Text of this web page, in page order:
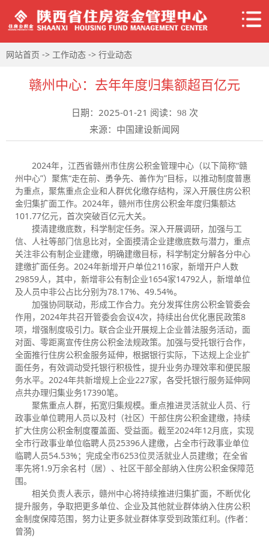
网站首页 -> 工作动态 -> 行业动态
赣州中心：去年年度归集额超百亿元
日期：2025-01-21 阅读： 98 次
来源：中国建设新闻网
2024年，江西省赣州市住房公积金管理中心（以下简称“赣
州中心”）聚焦“走在前、勇争先、善作为”目标，以推动制度普惠
为重点，聚焦重点企业和人群优化缴存结构，深入开展住房公积
金归集扩面工作。2024年，赣州市住房公积金年度归集额达
101.77亿元，首次突破百亿元大关。
摸清建缴底数，科学制定任务。深入开展调研，加强与工
信、人社等部门信息比对，全面摸清企业建缴底数与潜力，重点
关注非公有制企业建缴，明确建缴目标，科学制定分解各分中心
建缴扩面任务。2024年新增开户单位2116家，新增开户人数
29859人，其中，新增非公有制企业1654家14792人，新增单位
及人员中非公占比分别为78.17%、49.54%。
加强协同联动，形成工作合力。充分发挥住房公积金管委会
作用，2024年共召开管委会会议4次，持续出台优化惠民政策8
项，增强制度吸引力。联合企业开展规上企业普法服务活动，面
对面、零距离宣传住房公积金法规政策。加强与受托银行合作，
全面推行住房公积金服务延伸，根据银行实际，下达规上企业扩
面任务，有效调动受托银行积极性，提升业务办理效率和便民服
务水平。2024年共新增规上企业227家，各受托银行服务延伸网
点共办理归集业务17390笔。
聚焦重点人群，拓宽归集规模。重点推进灵活就业人员、行
政事业单位聘用人员以及村（社区）干部住房公积金建缴，持续
扩大住房公积金制度覆盖面、受益面。截至2024年12月底，实现
全市行政事业单位临聘人员25396人建缴，占全市行政事业单位
临聘人员54.53%；完成全市6253位灵活就业人员建缴；在全省
率先将1.9万余名村（居）、社区干部全部纳入住房公积金保障范
围。
相关负责人表示，赣州中心将持续推进归集扩面，不断优化
提升服务，争取把更多单位、企业及其他就业群体纳入住房公积
金制度保障范围，努力让更多就业群体享受到政策红利。(作者：
曾漪)